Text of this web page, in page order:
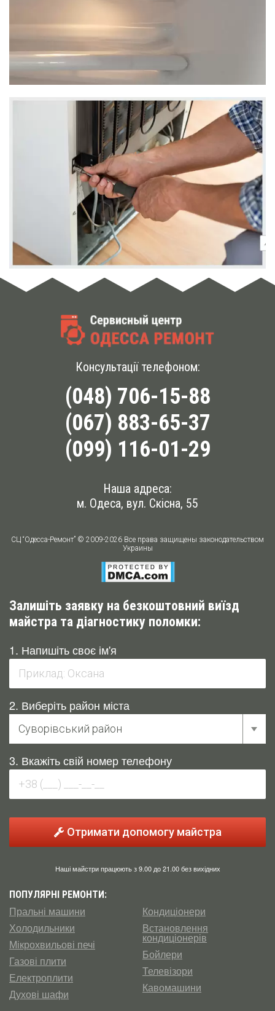
Консультації телефоном:
(048) 706-15-88
(067) 883-65-37
(099) 116-01-29
Наша адреса:
м. Одеса, вул. Скісна, 55
СЦ “Одесса-Ремонт” © 2009-2026 Все права защищены законодательством
Украины
Залишіть заявку на безкоштовний виїзд
майстра та діагностику поломки:
1. Напишіть своє ім'я
2. Виберіть район міста
3. Вкажіть свій номер телефону
Отримати допомогу майстра
Наші майстри працюють з 9.00 до 21.00 без вихідних
ПОПУЛЯРНІ РЕМОНТИ:
Пральні машини
Холодильники
Мікрохвильові печі
Газові плити
Електроплити
Духові шафи
Кондиціонери
Встановлення
кондиціонерів
Бойлери
Телевізори
Кавомашини